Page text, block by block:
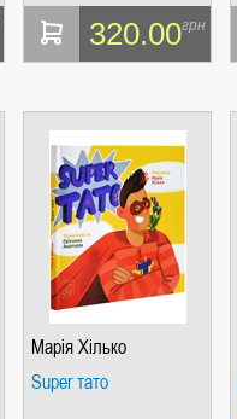
320.00грн
Марія Хілько
Super тато